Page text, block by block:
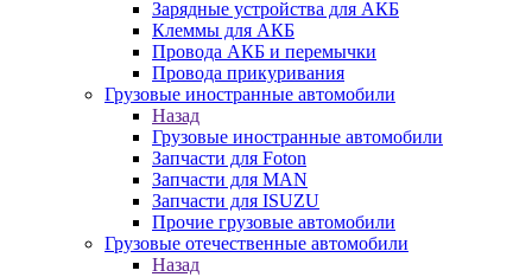
Зарядные устройства для АКБ
Клеммы для АКБ
Провода АКБ и перемычки
Провода прикуривания
Грузовые иностранные автомобили
Назад
Грузовые иностранные автомобили
Запчасти для Foton
Запчасти для MAN
Запчасти для ISUZU
Прочие грузовые автомобили
Грузовые отечественные автомобили
Назад